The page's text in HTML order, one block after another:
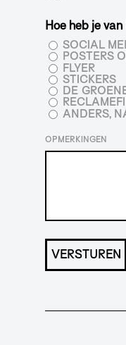
Hoe heb je
SOCIAL
POSTERS
FLYER
STICKERS
DE
ANDERS,
OPMERKINGEN